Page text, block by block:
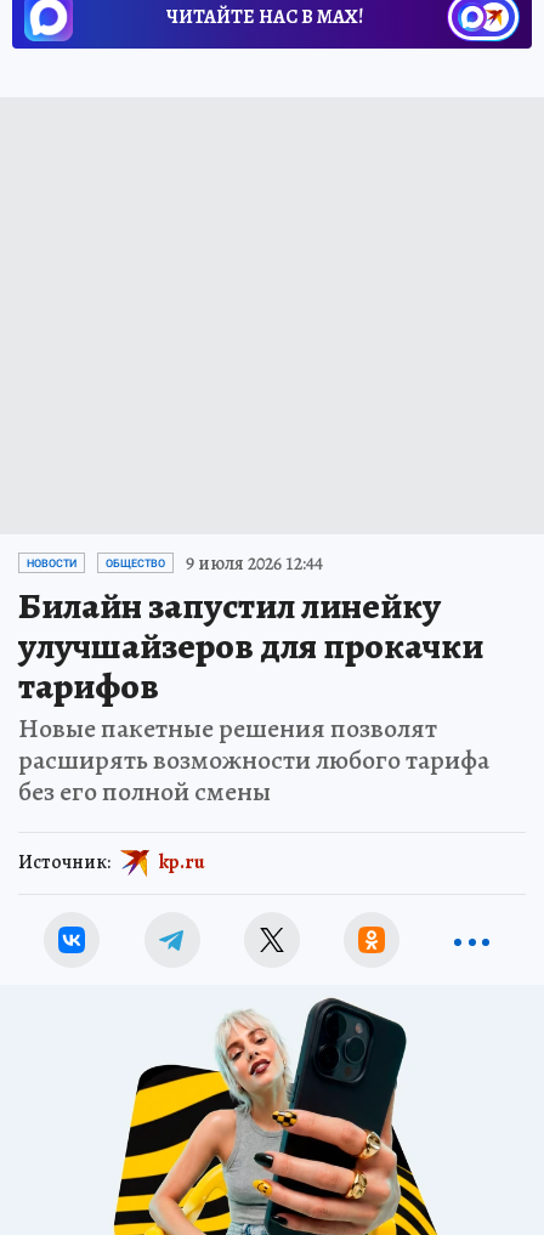
ЧИТАЙТЕ НАС В МАХ!
НОВОСТИ ОБЩЕСТВО 9 июля 2026 12:44
Билайн запустил линейку
улучшайзеров для прокачки
тарифов
Новые пакетные решения позволят
расширять возможности любого тарифа
без его полной смены
Источник: kp.ru